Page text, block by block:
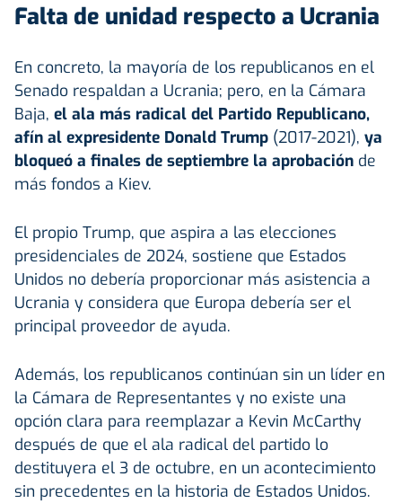
Falta de unidad respecto a Ucrania
En concreto, la mayoría de los republicanos en el
Senado respaldan a Ucrania; pero, en la Cámara
Baja, el ala más radical del Partido Republicano,
afín al expresidente Donald Trump (2017-2021), ya
bloqueó a finales de septiembre la aprobación de
más fondos a Kiev.
El propio Trump, que aspira a las elecciones
presidenciales de 2024, sostiene que Estados
Unidos no debería proporcionar más asistencia a
Ucrania y considera que Europa debería ser el
principal proveedor de ayuda.
Además, los republicanos continúan sin un líder en
la Cámara de Representantes y no existe una
opción clara para reemplazar a Kevin McCarthy
después de que el ala radical del partido lo
destituyera el 3 de octubre, en un acontecimiento
sin precedentes en la historia de Estados Unidos.